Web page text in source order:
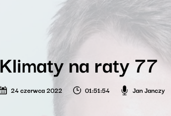
Klimaty na raty 77
24 czerwca 2022 01:51:54 Jan Janczy